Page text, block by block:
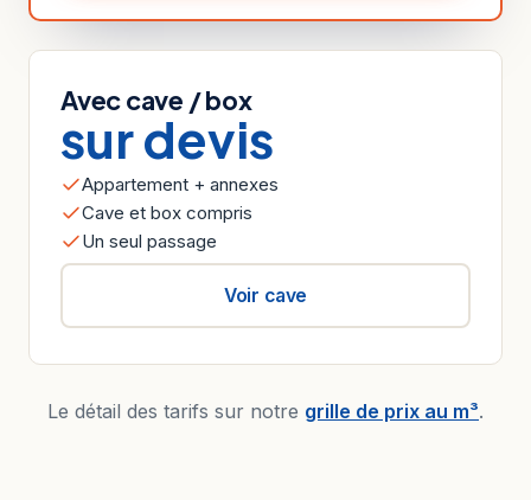
Avec cave / box
sur devis
Appartement + annexes
Cave et box compris
Un seul passage
Voir cave
Le détail des tarifs sur notre grille de prix au m³.